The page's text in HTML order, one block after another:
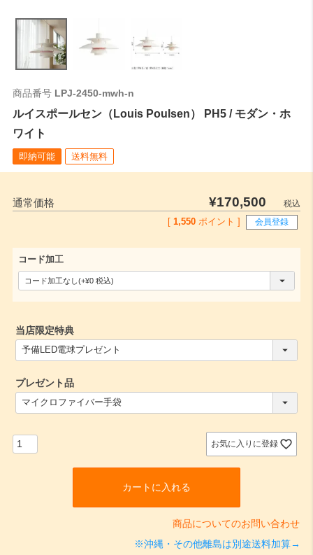
商品番号 LPJ-2450-mwh-n
ルイスポールセン（Louis Poulsen） PH5 / モダン・ホ
ワイト
即納可能 送料無料
通常価格 ¥170,500
税込
1,550 ポイント ] 会員登録
コード加工
(
必
)
当店限定特典
(
必
)
プレゼント品
必
お気に入りに登録
カートに入れる
商品についてのお問い合わせ
※沖縄・その他離島は別途送料加算→